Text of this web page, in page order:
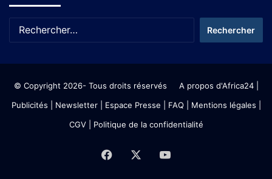
© Copyright 2026- Tous droits réservés A propos d'Africa24|
Publicités
Newsletter| Espace Presse | FAQ | Mentions légales
CGV| Politique de la confidentialité